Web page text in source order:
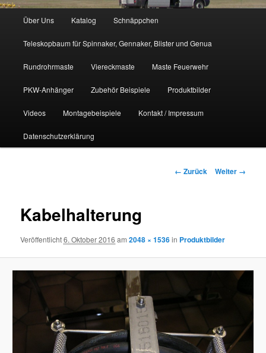
HauptmenüÜber Uns Katalog Schnäppchen
Teleskopbaum für Spinnaker, Gennaker, Blister und Genua
Rundrohrmaste Viereckmaste Maste Feuerwehr
PKW-Anhänger Zubehör Beispiele Produktbilder
Videos Montagebeispiele Kontakt / Impressum
Datenschutzerklärung
Bilder-
← Zurück Weiter →
Kabelhalterung
Veröffentlicht6. Oktober 2016 am2048 × 1536in Produktbilder